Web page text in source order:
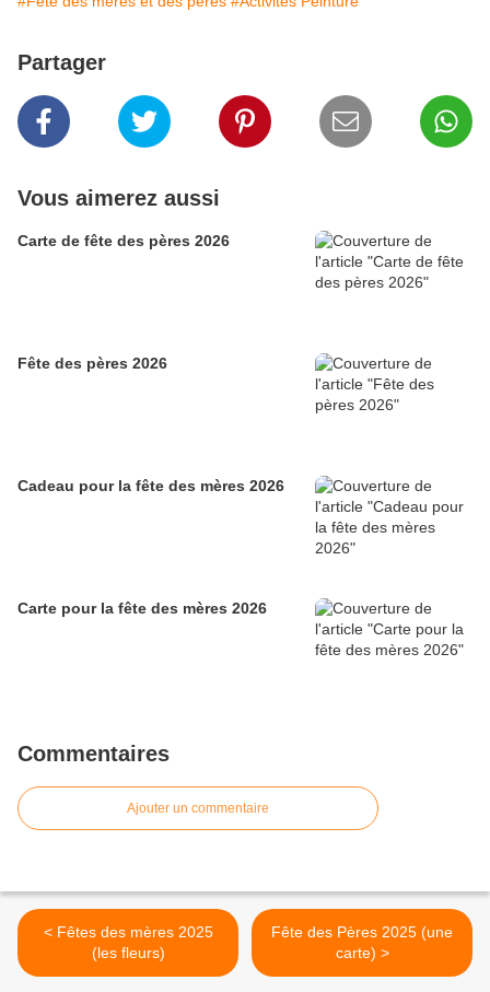
Partager
Vous aimerez aussi
Carte de fête des pères 2026
Fête des pères 2026
Cadeau pour la fête des mères 2026
Carte pour la fête des mères 2026
Commentaires
Ajouter un commentaire
< Fêtes des mères 2025
(les fleurs)
Fête des Pères 2025 (une
carte) >